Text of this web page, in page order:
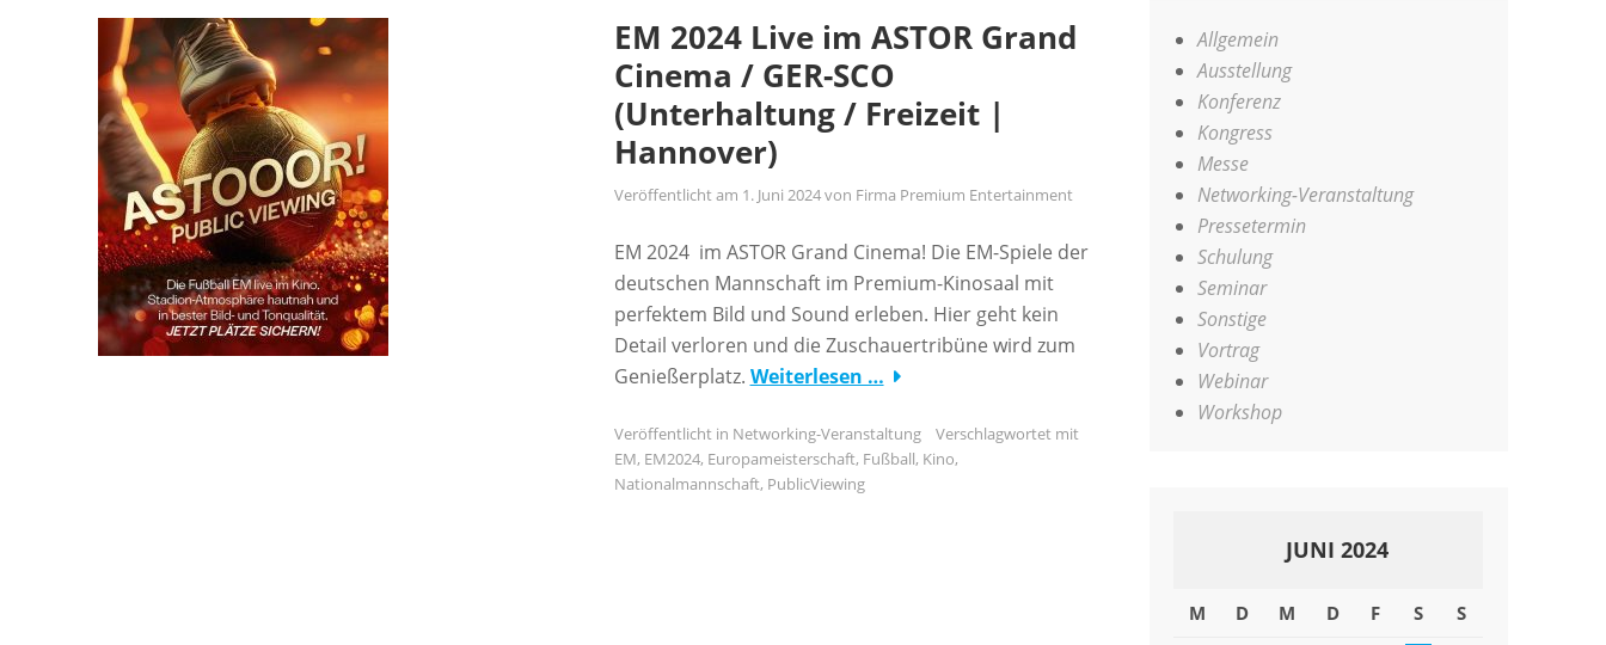
EM 2024 Live im ASTOR Grand
Cinema / GER-SCO
(Unterhaltung / Freizeit |
Hannover)
Veröffentlicht am 1. Juni 2024von Firma Premium Entertainment
EM 2024 im ASTOR Grand Cinema! Die EM-Spiele der
deutschen Mannschaft im Premium-Kinosaal mit
perfektem Bild und Sound erleben. Hier geht kein
Detail verloren und die Zuschauertribüne wird zum
Genießerplatz. Weiterlesen …
Veröffentlicht in Networking-Veranstaltung
Verschlagwortet mit
EM, EM2024, Europameisterschaft, Fußball, Kino,
Nationalmannschaft, PublicViewing
Allgemein
Ausstellung
Konferenz
Kongress
Messe
Networking-Veranstaltung
Pressetermin
Schulung
Seminar
Sonstige
Vortrag
Webinar
Workshop
JUNI 2024
M D M D F S
S